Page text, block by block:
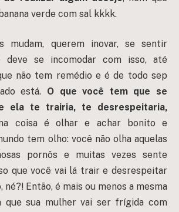
verde com sal kkkk.
mudam, querem inovar, se sentir
deve se incomodar com isso, até
não tem remédio e é de todo sep
está. O que você tem que se
ela te trairia, te desrespeitaria,
coisa é olhar e achar bonito e
tem olho: você não olha aquelas
pornôs e muitas vezes sente
que você vai lá trair e desrespeitar
né?! Então, é mais ou menos a mesma
que sua mulher vai ser frígida com